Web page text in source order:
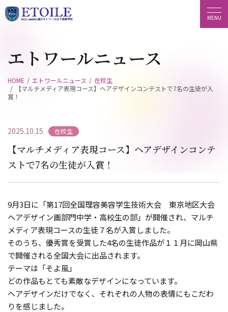
エトワールニュース
HOME エトワールニュース
在校生
【マルチメディア表現コース】ヘアデザインコンテストで7名の生徒が入
賞！
2025.10.15 在校生
【マルチメディア表現コース】ヘアデザインコンテ
ストで7名の生徒が入賞！
9月3日に「第17回全国理容美容学生技術大会 東京地区大会
ヘアデザイン画部門中学・高校生の部」が開催され、マルチ
メディア表現コースの生徒７名が入賞しました。
そのうち、優秀賞を受賞した4名の生徒作品が１１月に岡山県
で開催される全国大会に出品されます。
テーマは「そよ風」
どの作品もとても素敵なデザインになっています。
ヘアデザインだけでなく、それぞれの人物の表情にもこだわ
りを感じました。